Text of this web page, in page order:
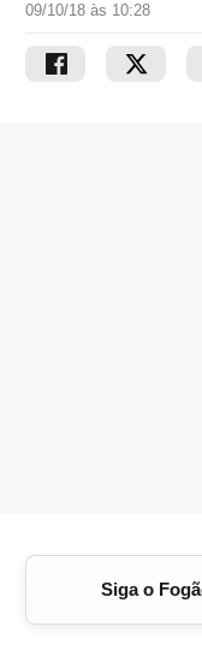
09/10/18 às 10:28
Siga o